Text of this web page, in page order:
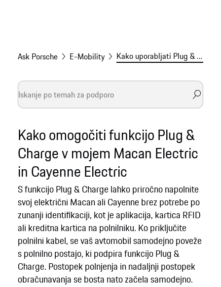
Ask Porsche E-Mobility Kako uporabljati Plug & Charge za elekt. Macan in Cayenne?
Kako omogočiti funkcijo Plug &
Charge v mojem Macan Electric
in Cayenne Electric
S funkcijo Plug & Charge lahko priročno napolnite
svoj električni Macan ali Cayenne brez potrebe po
zunanji identifikaciji, kot je aplikacija, kartica RFID
ali kreditna kartica na polnilniku. Ko priključite
polnilni kabel, se vaš avtomobil samodejno poveže
s polnilno postajo, ki podpira funkcijo Plug &
Charge. Postopek polnjenja in nadaljnji postopek
obračunavanja se bosta nato začela samodejno.